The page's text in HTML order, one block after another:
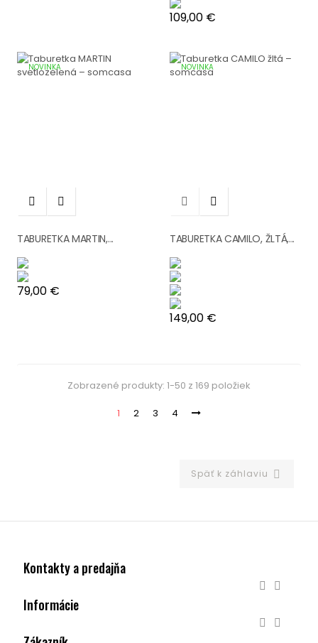
Cena
109,00 €
NOVINKA
 
TABURETKA MARTIN,...
Cena
79,00 €
NOVINKA
 
TABURETKA CAMILO, ŽLTÁ,...
Cena
149,00 €
Zobrazené produkty: 1-50 z 169 položiek
1 2 3 4
Späť k záhlaviu 
Kontakty a predajňa
 
Informácie
 